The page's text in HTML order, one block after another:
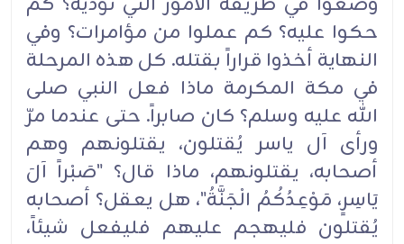
حكوا عليه؟ كم عملوا من مؤامرات؟ وفي
النهاية أخذوا قراراً بقتله. كل هذه المرحلة
في مكة المكرمة ماذا فعل النبي صلى
الله عليه وسلم؟ كان صابراً. حتى عندما مرّ
ورأى آل ياسر يُقتلون، يقتلونهم وهم
أصحابه، يقتلونهم، ماذا قال؟ "صَبْراً آلَ
يَاسِرٍ، مَوْعِدُكُمُ الْجَنَّةُ"، هل يعقل؟ أصحابه
يُقتلون فليهجم عليهم فليفعل شيئاً،